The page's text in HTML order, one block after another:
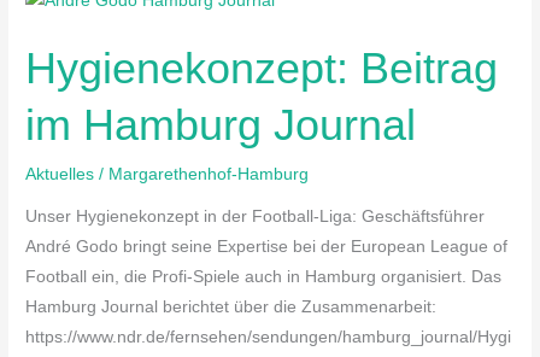
Hygienekonzept: Beitrag
im Hamburg Journal
Aktuelles / Margarethenhof-Hamburg
Unser Hygienekonzept in der Football-Liga: Geschäftsführer
André Godo bringt seine Expertise bei der European League of
Football ein, die Profi-Spiele auch in Hamburg organisiert. Das
Hamburg Journal berichtet über die Zusammenarbeit:
https://www.ndr.de/fernsehen/sendungen/hamburg_journal/Hygi
im
Hamburg
Journal